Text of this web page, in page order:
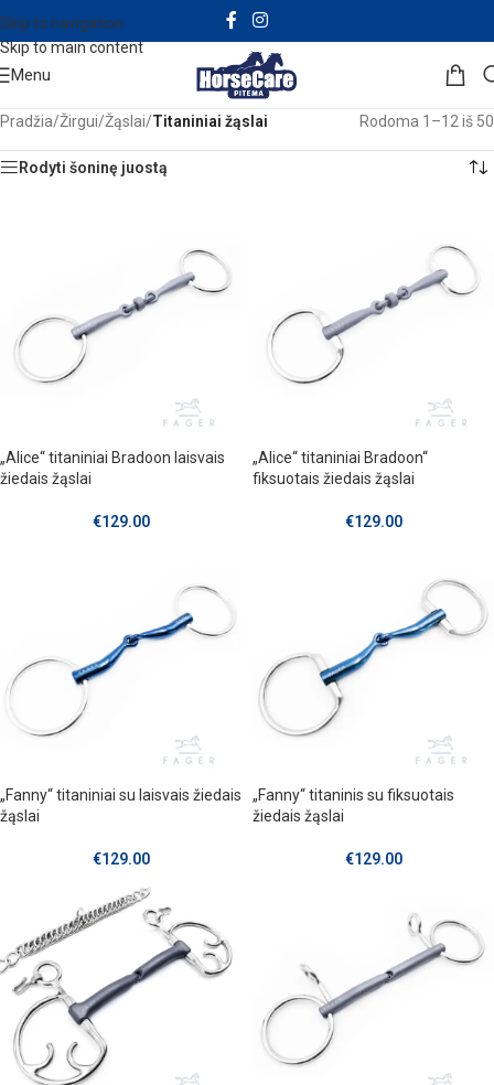
Skip to navigation
Skip to main content
Menu
Pradžia/Žirgui/Žąslai/Titaniniai žąslai Rodoma 1–12 iš 50
Rodyti šoninę juostą
„Alice“ titaniniai Bradoon laisvais
žiedais žąslai
€129.00
„Alice“ titaniniai Bradoon“
fiksuotais žiedais žąslai
€129.00
„Fanny“ titaniniai su laisvais žiedais
žąslai
€129.00
„Fanny“ titaninis su fiksuotais
žiedais žąslai
€129.00